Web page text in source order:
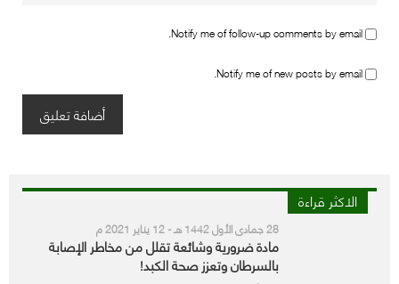
Notify me of follow-up comments by email.
Notify me of new posts by email.
الاكثر قراءة
28 جمادى الأول 1442 هـ - 12 يناير 2021 م
مادة ضرورية وشائعة تقلل من مخاطر الإصابة
بالسرطان وتعزز صحة الكبد!